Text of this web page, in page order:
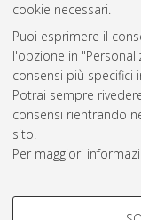
cookie necessari.
Puoi esprimere il
l'opzione in
consensi più specifici
Potrai sempre
consensi rientrando
sito.
Per maggiori
COOKIE DI
Atom
Rss 1.0
Rss 2.0
ISSN: 2038-7946
Impostazioni